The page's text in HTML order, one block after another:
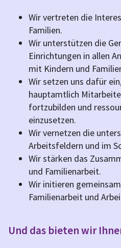
Wir vertreten die
Familien.
Wir unterstützen die
Einrichtungen in allen
mit Kindern und
Wir setzen uns dafür
hauptamtlich
fortzubilden und
einzusetzen.
Wir vernetzen die
Arbeitsfeldern und im
Wir stärken das
und Familienarbeit.
Wir initieren
Familienarbeit und
Und das bieten wir